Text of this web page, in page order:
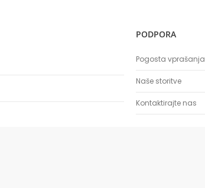
PODPORA
Pogosta vprašanja
Naše storitve
Kontaktirajte nas